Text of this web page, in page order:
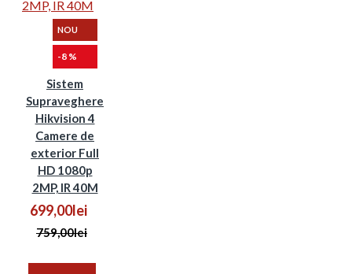
NOU
-8 %
Sistem
Supraveghere
Hikvision 4
Camere de
exterior Full
HD 1080p
2MP, IR 40M
699,00lei
759,00lei